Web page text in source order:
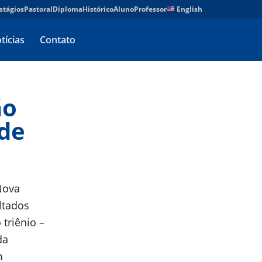
PastoralDiplomaHistóricoAlunoProfessor English
Contato
triênio –